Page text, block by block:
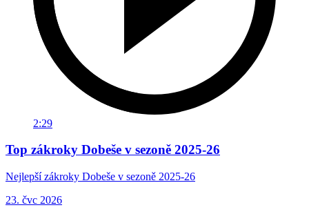
2:29
Top zákroky Dobeše v sezoně 2025-26
Nejlepší zákroky Dobeše v sezoně 2025-26
23. čvc 2026